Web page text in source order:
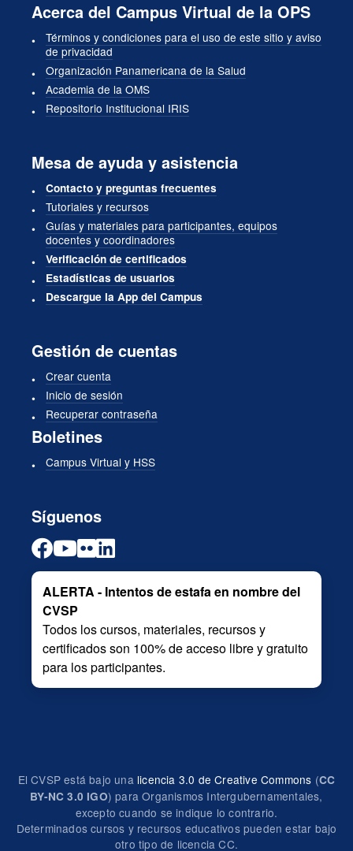
Acerca del Campus Virtual de la OPS
Términos y condiciones para el uso de este sitio y aviso
de privacidad
Organización Panamericana de la Salud
Academia de la OMS
Repositorio Institucional IRIS
Mesa de ayuda y asistencia
Contacto y preguntas frecuentes
Tutoriales y recursos
Guías y materiales para participantes, equipos
docentes y coordinadores
Verificación de certificados
Estadísticas de usuarios
Descargue la App del Campus
Gestión de cuentas
Crear cuenta
Inicio de sesión
Recuperar contraseña
Boletines
Campus Virtual y HSS
Síguenos
ALERTA - Intentos de estafa en nombre del
CVSP
Todos los cursos, materiales, recursos y
certificados son 100% de acceso libre y gratuito
para los participantes.
El CVSP está bajo una licencia 3.0 de Creative Commons (CC
BY-NC 3.0 IGO) para Organismos Intergubernamentales,
excepto cuando se indique lo contrario.
Determinados cursos y recursos educativos pueden estar bajo
otro tipo de licencia CC.